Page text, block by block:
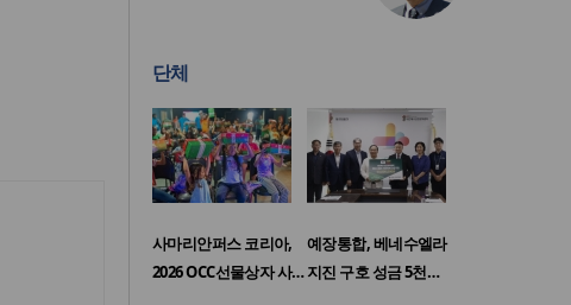
단체
사마리안퍼스 코리아,
2026 OCC선물상자 사…
예장통합, 베네수엘라
지진 구호 성금 5천…